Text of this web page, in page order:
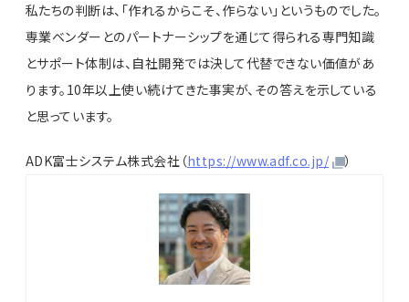
私たちの判断は、「作れるからこそ、作らない」というものでした。
専業ベンダーとのパートナーシップを通じて得られる専門知識
とサポート体制は、自社開発では決して代替できない価値があ
ります。10年以上使い続けてきた事実が、その答えを示している
と思っています。
ADK富士システム株式会社（https://www.adf.co.jp/ ）